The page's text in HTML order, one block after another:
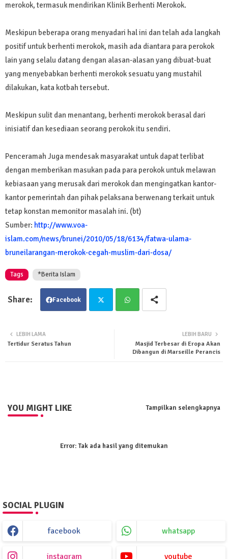
merokok, termasuk mendirikan Klinik Berhenti Merokok.
Meskipun beberapa orang menyadari hal ini dan telah ada langkah
positif untuk berhenti merokok, masih ada diantara para perokok
lain yang selalu datang dengan alasan-alasan yang dibuat-buat
yang menyebabkan berhenti merokok sesuatu yang mustahil
dilakukan, kata kotbah tersebut.
Meskipun sulit dan menantang, berhenti merokok berasal dari
inisiatif dan kesediaan seorang perokok itu sendiri.
Penceramah Juga mendesak masyarakat untuk dapat terlibat
dengan memberikan masukan pada para perokok untuk melawan
kebiasaan yang merusak dari merokok dan mengingatkan kantor-
kantor pemerintah dan pihak pelaksana berwenang terkait untuk
tetap konstan memonitor masalah ini. (bt)
Sumber: http://www.voa-
islam.com/news/brunei/2010/05/18/6134/fatwa-ulama-
bruneilarangan-merokok-cegah-muslim-dari-dosa/
Tags *Berita Islam
Facebook
LEBIH BARU
Masjid Terbesar di Eropa Akan
Dibangun di Marseille Perancis
LEBIH LAMA
Tertidur Seratus Tahun
YOU MIGHT LIKE Tampilkan selengkapnya
Error:Tak ada hasil yang ditemukan
SOCIAL PLUGIN
facebook whatsapp
instagram youtube